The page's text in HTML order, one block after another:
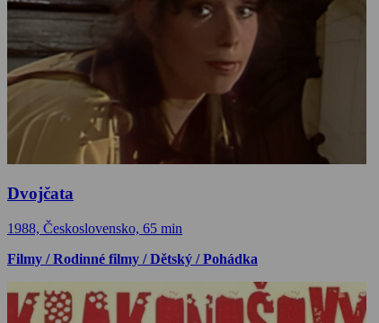
Dvojčata
1988, Československo, 65 min
Filmy / Rodinné filmy / Dětský / Pohádka